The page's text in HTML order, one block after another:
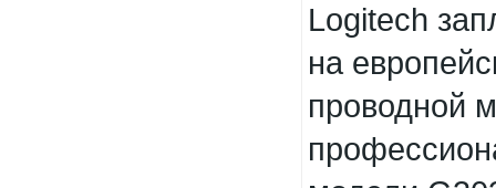
Logitech
на
проводной